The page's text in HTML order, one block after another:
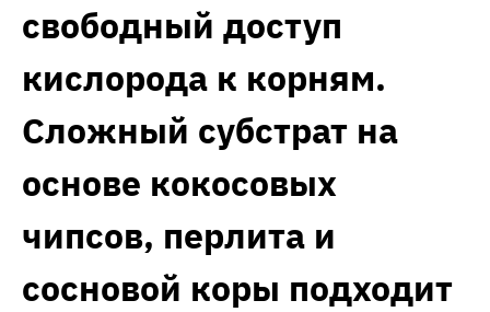
свободный доступ
кислорода к корням.
Сложный субстрат на
основе кокосовых
чипсов, перлита и
сосновой коры подходит